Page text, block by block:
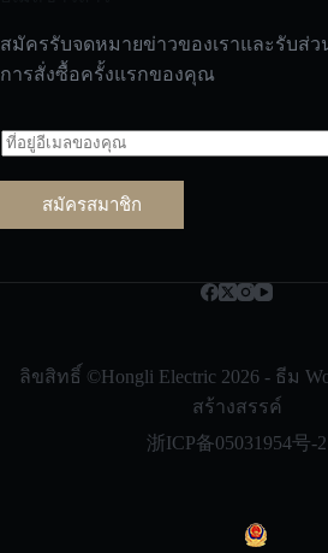
สมัครรับจดหมายข่าวของเราและรับส่ว
การสั่งซื้อครั้งแรกของคุณ
อี
ล
สมัครสมาชิก
ลิขสิทธิ์ ©Hongli Electric 2026 - ธีม
สร้างสรรค์
浙ICP备05031954号-2